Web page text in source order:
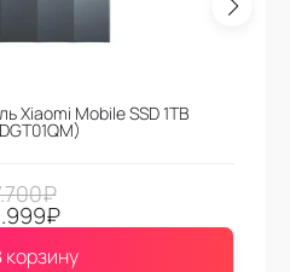
Xiaomi Mobile SSD 1TB
₽
₽
корзину